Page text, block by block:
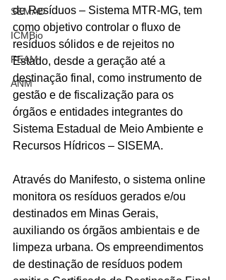
SEMAD
ICMBio
FEAM
ANM
de Resíduos – Sistema MTR-MG, tem
como objetivo controlar o fluxo de
resíduos sólidos e de rejeitos no
Estado, desde a geração até a
destinação final, como instrumento de
gestão e de fiscalização para os
órgãos e entidades integrantes do
Sistema Estadual de Meio Ambiente e
Recursos Hídricos – SISEMA.
Através do Manifesto, o sistema online
monitora os resíduos gerados e/ou
destinados em Minas Gerais,
auxiliando os órgãos ambientais e de
limpeza urbana. Os empreendimentos
de destinação de resíduos podem